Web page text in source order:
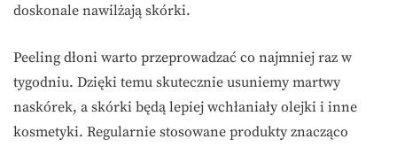
doskonale nawilżają skórki.
Peeling dłoni warto przeprowadzać co najmniej raz w
tygodniu. Dzięki temu skutecznie usuniemy martwy
naskórek, a skórki będą lepiej wchłaniały olejki i inne
kosmetyki. Regularnie stosowane produkty znacząco